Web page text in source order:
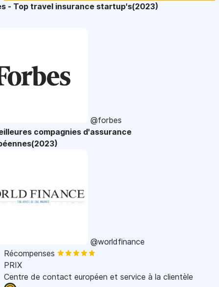
- Top travel insurance startup's(2023)
@forbes
compagnies d'assurance
@worldfinance
Récompenses
PRIX
Centre de contact européen et service à la clientèle